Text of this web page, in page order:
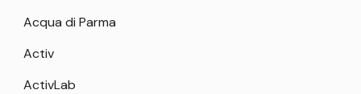
Acqua di Parma
Activ
ActivLab